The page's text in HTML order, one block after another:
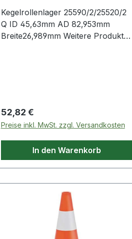
Kegelrollenlager 25590/2/25520/2
Q ID 45,63mm AD 82,953mm
Breite26,989mm Weitere Produkte
Regulärer Preis:
52,82 €
Preise inkl. MwSt. zzgl. Versandkosten
In den Warenkorb